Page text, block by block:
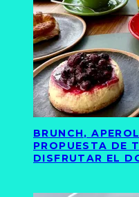
BRUNCH,
PROPUESTA DE
DISFRUTAR EL